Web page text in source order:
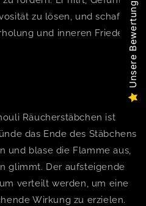
zu lösen, und schafft
und inneren Frieden
Räucherstäbchen ist
das Ende des Stäbchens
und blase die Flamme aus,
glimmt. Der aufsteigende
verteilt werden, um eine
Wirkung zu erzielen.
Unsere Bewertungen